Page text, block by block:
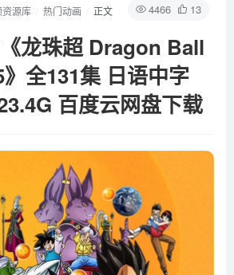
4466 13
资源库 热门动画 正文
龙珠超 Dragon Ball
全131集 日语中字
百度云网盘下载